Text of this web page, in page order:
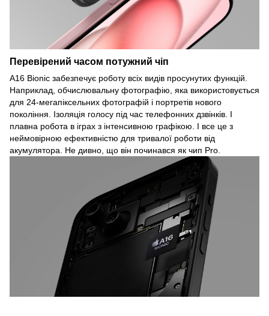
Перевірений часом потужний чіп
A16 Bionic забезпечує роботу всіх видів просунутих функцій.
Наприклад, обчислювальну фотографію, яка використовується
для 24-мегапіксельних фотографій і портретів нового
покоління. Ізоляція голосу під час телефонних дзвінків. І
плавна робота в іграх з інтенсивною графікою. І все це з
неймовірною ефективністю для тривалої роботи від
акумулятора. Не дивно, що він починався як чип Pro.